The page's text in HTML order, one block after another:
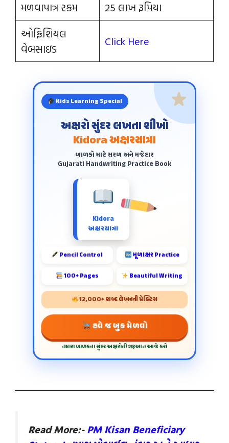
મળવાપાત્ર રકમ
25 લાખ રૂપિયા
ઓફિશિયલ
વેબસાઇડ
Click Here
Kids Learning Special
અક્ષરો સુંદર લખતા શીખો
Kidora અક્ષરયાત્રા
બાળકો માટે સરળ અને મજેદાર
Gujarati Handwriting Practice Book
Kidora
અક્ષરયાત્રા
Pencil Control મૂળાક્ષર Practice
100+ Pages Beautiful Writing
12,000+ શબ્દ લેખનની પ્રેક્ટિસ
હવે જ બુક મેળવો
તમારા બાળકના સુંદર અક્ષરોની શરૂઆત આજે કરો
Read More:-PM Kisan Beneficiary